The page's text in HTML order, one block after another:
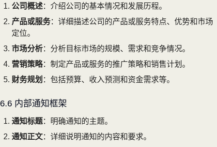
公司概述：介绍公司的基本情况和发展历程。
产品或服务：详细描述公司的产品或服务特点、优势和市场
定位。
市场分析：分析目标市场的规模、需求和竞争情况。
营销策略：制定产品或服务的推广策略和销售计划。
财务规划 ：包括预算、收入预测和资金需求等。
6.6 内部通知框架
通知标题：明确通知的主题。
通知正文：详细说明通知的内容和要求。